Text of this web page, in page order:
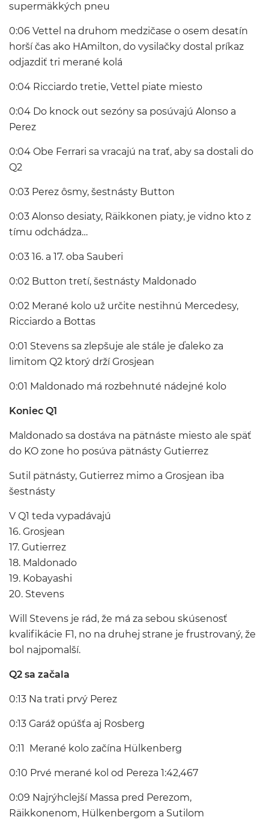
supermäkkých pneu
0:06 Vettel na druhom medzičase o osem desatín
horší čas ako HAmilton, do vysilačky dostal príkaz
odjazdiť tri merané kolá
0:04 Ricciardo tretie, Vettel piate miesto
0:04 Do knock out sezóny sa posúvajú Alonso a
Perez
0:04 Obe Ferrari sa vracajú na trať, aby sa dostali do
Q2
0:03 Perez ôsmy, šestnásty Button
0:03 Alonso desiaty, Räikkonen piaty, je vidno kto z
tímu odchádza…
0:03 16. a 17. oba Sauberi
0:02 Button tretí, šestnásty Maldonado
0:02 Merané kolo už určite nestihnú Mercedesy,
Ricciardo a Bottas
0:01 Stevens sa zlepšuje ale stále je ďaleko za
limitom Q2 ktorý drží Grosjean
0:01 Maldonado má rozbehnuté nádejné kolo
Koniec Q1
Maldonado sa dostáva na pätnáste miesto ale späť
do KO zone ho posúva pätnásty Gutierrez
Sutil pätnásty, Gutierrez mimo a Grosjean iba
šestnásty
V Q1 teda vypadávajú
16. Grosjean
17. Gutierrez
18. Maldonado
19. Kobayashi
20. Stevens
Will Stevens je rád, že má za sebou skúsenosť
kvalifikácie F1, no na druhej strane je frustrovaný, že
bol najpomalší.
Q2 sa začala
0:13 Na trati prvý Perez
0:13 Garáž opúšťa aj Rosberg
0:11 Merané kolo začína Hülkenberg
0:10 Prvé merané kol od Pereza 1:42,467
0:09 Najrýhclejší Massa pred Perezom,
Räikkonenom, Hülkenbergom a Sutilom